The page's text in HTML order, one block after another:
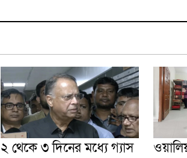
২ থেকে ৩ দিনের মধ্যে গ্যাস